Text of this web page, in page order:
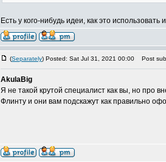
Есть у кого-нибудь идеи, как это
(Separately) Posted: Sat Jul 31, 2021 00:00 Post
AkulaBig
Я не такой крутой специалист как вы, но про
Флинту и они вам подскажут как правильно